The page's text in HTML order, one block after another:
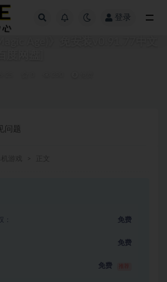
登录
问题
： 免费
免费
免费